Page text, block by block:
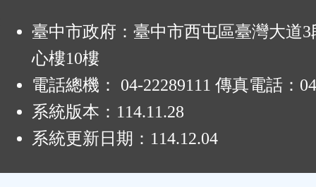
臺中市政府：臺中市西屯區臺灣大道3
心樓10樓
電話總機： 04-22289111 傳真電話：
系統版本： 114.11.28
系統更新日期： 114.12.04